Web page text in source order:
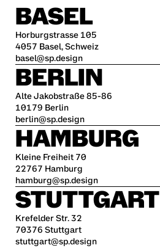
BASEL
Horburgstrasse 105
4057 Basel, Schweiz
basel@sp.design
BERLIN
Alte Jakobstraße 85-86
10179 Berlin
berlin@sp.design
HAMBURG
Kleine Freiheit 70
22767 Hamburg
hamburg@sp.design
STUTTGART
Krefelder Str. 32
70376 Stuttgart
stuttgart@sp.design